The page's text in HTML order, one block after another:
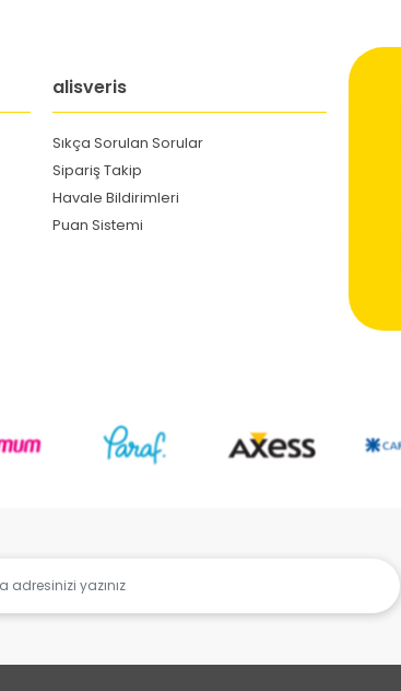
alisveris
Sıkça Sorulan Sorular
Sipariş Takip
Havale Bildirimleri
Puan Sistemi